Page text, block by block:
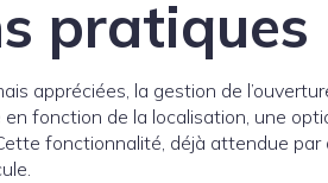
pratiques
appréciées, la gestion de
en fonction de la localisation, une
fonctionnalité, déjà attendue